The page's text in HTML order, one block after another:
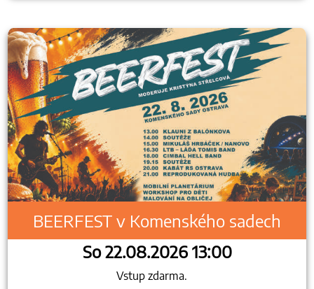
BEERFEST v Komenského sadech
So 22.08.2026 13:00
Vstup zdarma.